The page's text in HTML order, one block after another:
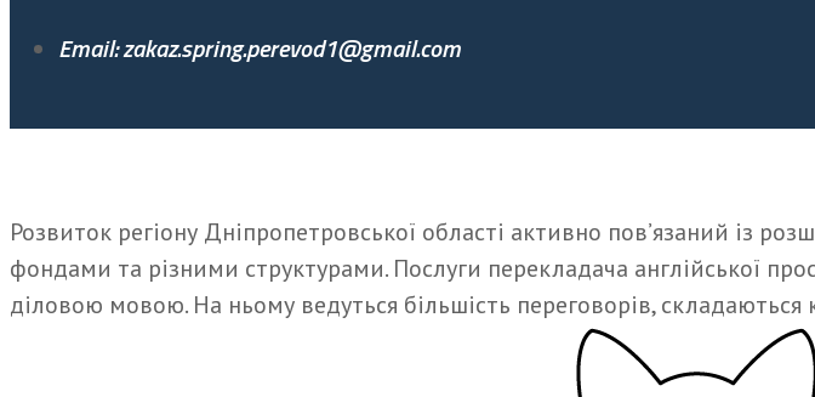
Email: zakaz.spring.perevod1@gmail.com
Розвиток регіону Дніпропетровської області активно пов’язаний із
фондами та різними структурами. Послуги перекладача англійської
діловою мовою. На ньому ведуться більшість переговорів,